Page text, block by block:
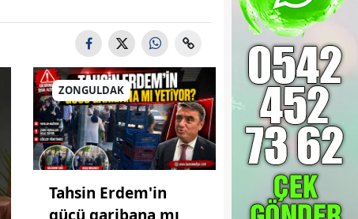
ZONGULDAK
Tahsin Erdem'in